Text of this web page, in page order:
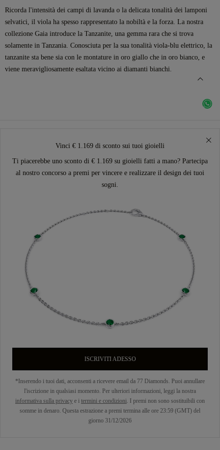
Ricorda l'intensità dei campi di lavanda o la delicata tonalità dei lamponi
selvatici, il viola ha spesso rappresentato la nobiltà e la forza. La nostra
collezione Gaia introduce la Tanzanite, una gemma rara che si trova
solamente in Tanzania. Conosciuta per la sua tonalità viola-blu elettrico, la
tanzanite sta bene sia con le montature in oro giallo che in oro bianco, e
viene meravigliosamente esaltata vicino ai diamanti bianchi.
Vinci € 1.169 di sconto sui tuoi gioielli
Ti piacerebbe uno sconto di € 1.169 su gioielli fatti a mano? Partecipa
al nostro concorso a premi per vincere e realizzare il design dei tuoi
sogni.
ISCRIVITI ADESSO
*Inserendo i tuoi dati, acconsenti a ricevere email da 77 Diamonds. Puoi annullare
l'iscrizione in qualsiasi momento. Per ulteriori informazioni, leggi la nostra
informativa sulla privacy e i termini e condizioni. I premi non sono sostituibili con
somme in denaro. Questa estrazione a premi termina alle ore 23:59 (GMT) del
giorno 31/12/2026